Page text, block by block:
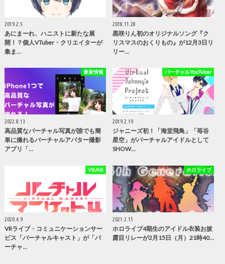
2019.2.5
あにまーれ、ハニストに新たな展
開！？個人VTuber・クリエイターが
集ま…
2018.11.28
黒咲りん初のオリジナルソング『ク
リスマスのおくりもの』が12月3日リ
リー…
最新情報
2022.8.13
高品質なバーチャル写真が誰でも簡
単に撮れるバーチャルアバター撮影
アプリ「…
バーチャルYouTuber
2019.2.19
ジャニーズ初！「海堂飛鳥」「苺谷
星空」がバーチャルアイドルとして
SHOW…
VR/AR
2020.4.9
VRライブ・コミュニケーションサー
ビス「バーチャルキャスト」が「バ
ーチャ…
ホロライブ
2021.2.15
ホロライブ4期生のアイドル衣装お披
露目リレーが2月15日（月）21時40…